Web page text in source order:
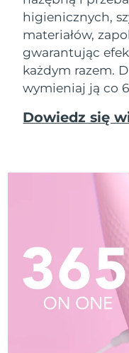
higienicznych,
materiałów,
gwarantując
każdym razem.
wymieniaj ją co
Dowiedz się